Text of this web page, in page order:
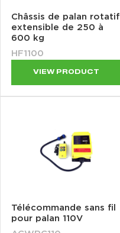
Châssis de palan rotatif
extensible de 250 à
600 kg
HF1100
VIEW PRODUCT
Télécommande sans fil
pour palan 110V